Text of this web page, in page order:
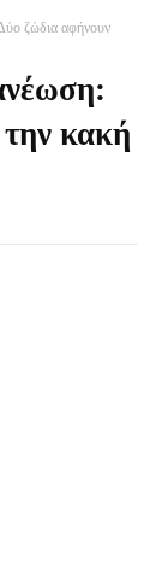
ζώδια αφήνουν
κακή